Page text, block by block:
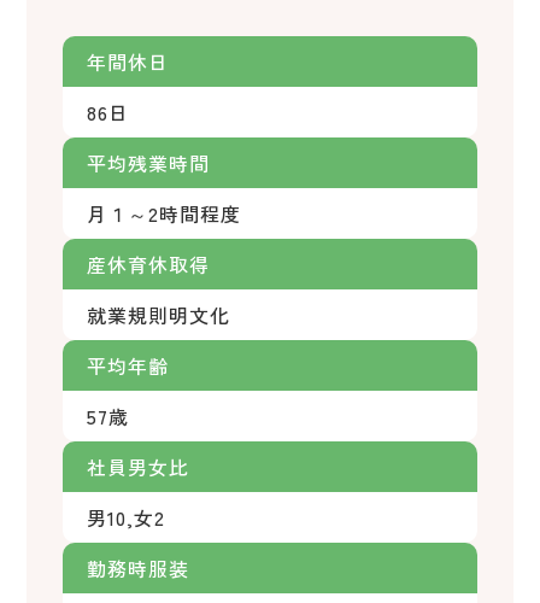
年間休日
86日
平均残業時間
月１～2時間程度
産休育休取得
就業規則明文化
平均年齢
57歳
社員男女比
男10,女2
勤務時服装